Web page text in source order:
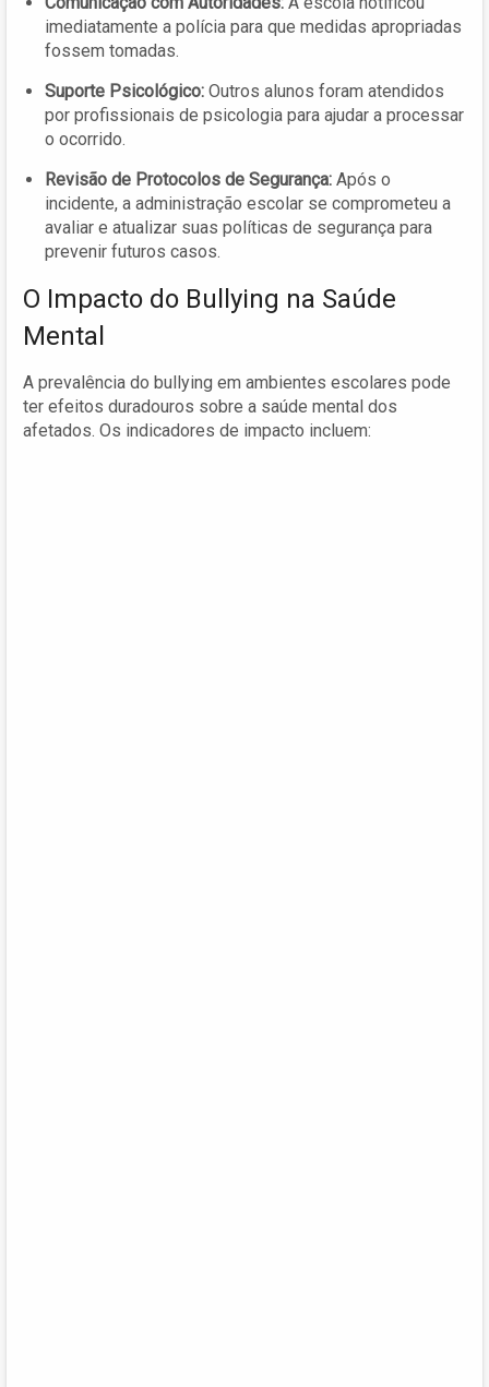
imediatamente a polícia para que medidas apropriadas
fossem tomadas.
Suporte Psicológico: Outros alunos foram atendidos
por profissionais de psicologia para ajudar a processar
o ocorrido.
Revisão de Protocolos de Segurança: Após o
incidente, a administração escolar se comprometeu a
avaliar e atualizar suas políticas de segurança para
prevenir futuros casos.
O Impacto do Bullying na Saúde
Mental
A prevalência do bullying em ambientes escolares pode
ter efeitos duradouros sobre a saúde mental dos
afetados. Os indicadores de impacto incluem: